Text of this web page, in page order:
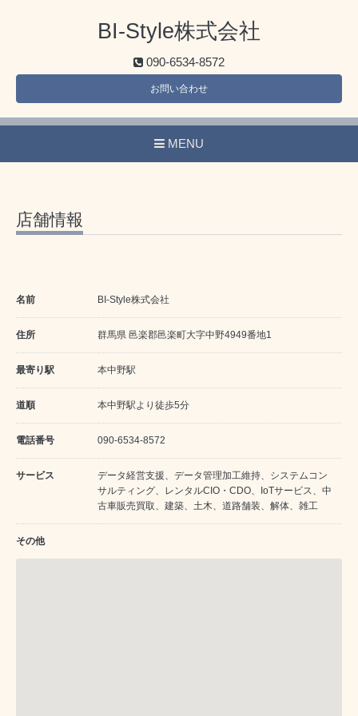
BI-Style株式会社
090-6534-8572
お問い合わせ
MENU
店舗情報
名前 BI-Style株式会社
住所 群馬県 邑楽郡邑楽町大字中野4949番地1
最寄り駅 本中野駅
道順 本中野駅より徒歩5分
電話番号 090-6534-8572
サービス
データ経営支援、データ管理加工維持、システムコン
サルティング、レンタルCIO・CDO、IoTサービス、中
古車販売買取、建築、土木、道路舗装、解体、雑工
その他